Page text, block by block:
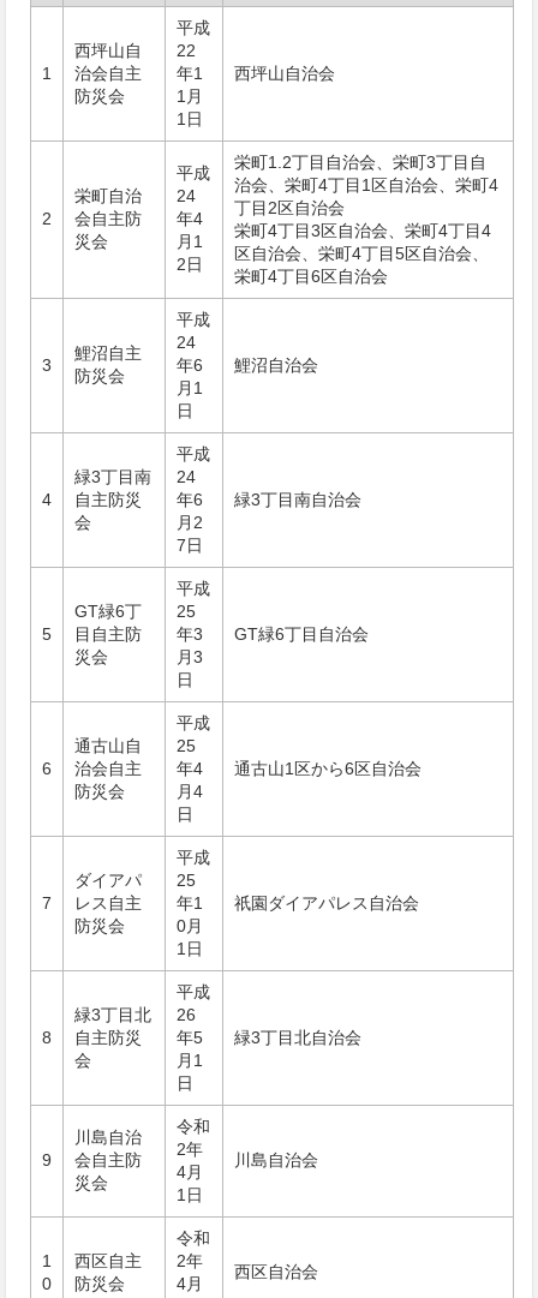
1
西坪山自
治会自主
防災会
平成
22
年1
1月
1日
西坪山自治会
2
栄町自治
会自主防
災会
平成
24
年4
月1
2日
栄町1.2丁目自治会、栄町3丁目自
治会、栄町4丁目1区自治会、栄町4
丁目2区自治会
栄町4丁目3区自治会、栄町4丁目4
区自治会、栄町4丁目5区自治会、
栄町4丁目6区自治会
3
鯉沼自主
防災会
平成
24
年6
月1
日
鯉沼自治会
4
緑3丁目南
自主防災
会
平成
24
年6
月2
7日
緑3丁目南自治会
5
GT緑6丁
目自主防
災会
平成
25
年3
月3
日
GT緑6丁目自治会
6
通古山自
治会自主
防災会
平成
25
年4
月4
日
通古山1区から6区自治会
7
ダイアパ
レス自主
防災会
平成
25
年1
0月
1日
祇󠄀園ダイアパレス自治会
8
緑3丁目北
自主防災
会
平成
26
年5
月1
日
緑3丁目北自治会
9
川島自治
会自主防
災会
令和
2年
4月
1日
川島自治会
1
0
西区自主
防災会
令和
2年
4月
西区自治会